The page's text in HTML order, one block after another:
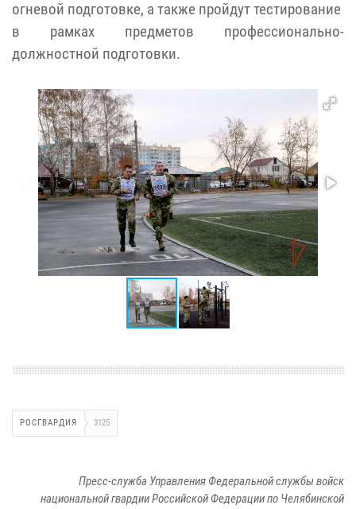
огневой подготовке, а также пройдут тестирование
в рамках предметов профессионально-
должностной подготовки.
РОСГВАРДИЯ 3125
Пресс-служба Управления Федеральной службы войск
национальной гвардии Российской Федерации по Челябинской